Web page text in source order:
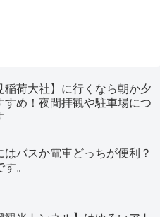
稲荷大社】に行くなら朝か夕
すめ！夜間拝観や駐車場につ
はバスか電車どっちが便利？
。